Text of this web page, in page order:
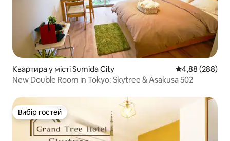
Квартира у місті Sumida City Середня
4,88 (288)
New Double Room in Tokyo: Skytree & Asakusa 502
Вибір гостей
Вибір гостей